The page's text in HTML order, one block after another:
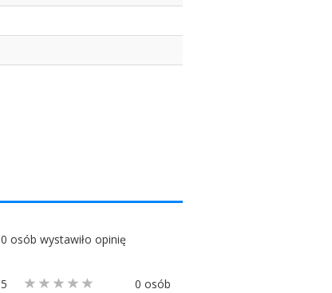
0 osób wystawiło opinię
5
0 osób